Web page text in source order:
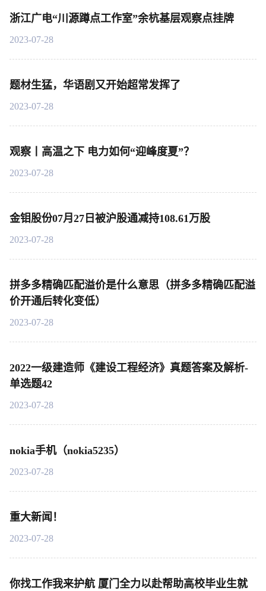
浙江广电“川源蹲点工作室”余杭基层观察点挂牌
2023-07-28
题材生猛，华语剧又开始超常发挥了
2023-07-28
观察丨高温之下 电力如何“迎峰度夏”？
2023-07-28
金钼股份07月27日被沪股通减持108.61万股
2023-07-28
拼多多精确匹配溢价是什么意思（拼多多精确匹配溢
价开通后转化变低）
2023-07-28
2022一级建造师《建设工程经济》真题答案及解析-
单选题42
2023-07-28
nokia手机（nokia5235）
2023-07-28
重大新闻！
2023-07-28
你找工作我来护航 厦门全力以赴帮助高校毕业生就